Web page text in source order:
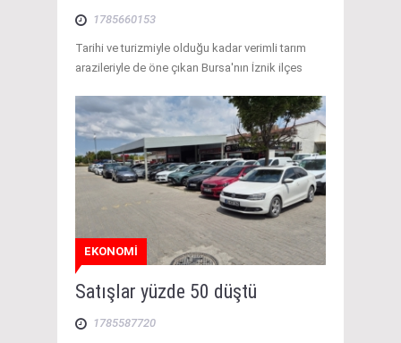
1785660153
Tarihi ve turizmiyle olduğu kadar verimli tarım
arazileriyle de öne çıkan Bursa'nın İznik ilçes
EKONOMİ
Satışlar yüzde 50 düştü
1785587720